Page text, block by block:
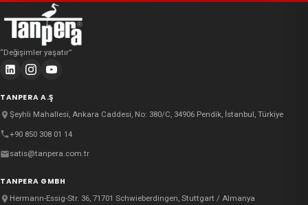
“Değişimler yaşatır”
TANPERA A.Ş
Şeyhli Mahallesi, Ankara Caddesi, No: 380/C, 34906 Pendik, İstanbul, Türkiye
+90 850 308 01 14
satis@tanpera.com.tr
TANPERA GMBH
Hermann-Essig-Str. 36, 71701 Schwieberdingen, Stuttgart / Almanya